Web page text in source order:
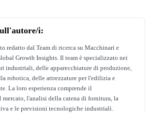
i:
redatto dal Team di ricerca su Macchinari e
Growth Insights. Il team è specializzato nei
industriali, delle apparecchiature di produzione,
robotica, delle attrezzature per l'edilizia e
La loro esperienza comprende il
mercato, l'analisi della catena di fornitura, la
e le previsioni tecnologiche industriali.